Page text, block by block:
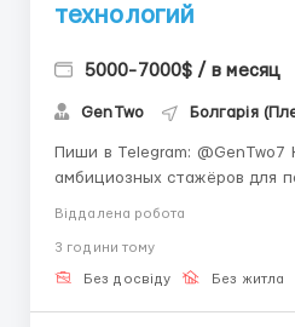
технологий
5000-7000$ / в месяц
GenTwo Болгарія
Пиши в Telegram: @GenTwo7 Компания GenTwo ищет
амбициозных стажёров для
таймзон. Онлайн-формат дарит множество плюсов:
свободу передвижения,
Віддалена робота
3 години тому
Без досвіду Без житла